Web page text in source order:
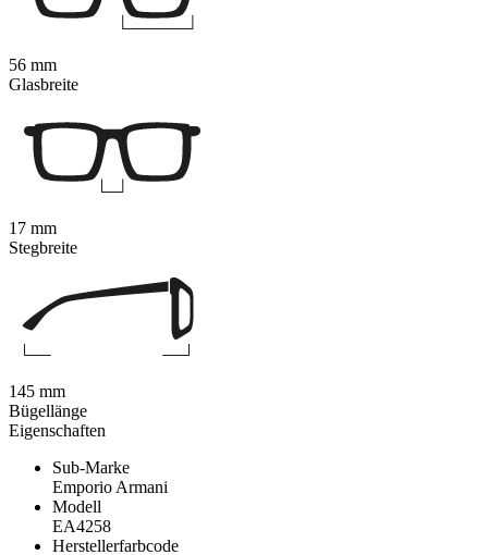
Eigenschaften
Sub-Marke
Emporio Armani
Modell
EA4258
Herstellerfarbcode
56 mm
Glasbreite
17 mm
Stegbreite
145 mm
Bügellänge